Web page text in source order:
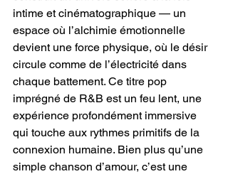
intime et cinématographique — un
espace où l’alchimie émotionnelle
devient une force physique, où le désir
circule comme de l’électricité dans
chaque battement. Ce titre pop
imprégné de R&B est un feu lent, une
expérience profondément immersive
qui touche aux rythmes primitifs de la
connexion humaine. Bien plus qu’une
simple chanson d’amour, c’est une